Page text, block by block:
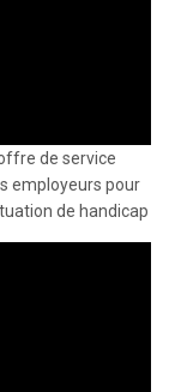
de service
employeurs pour
de handicap